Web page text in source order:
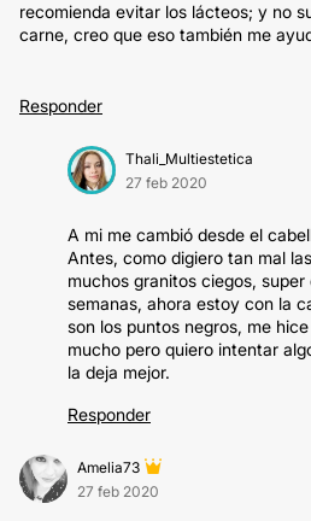
recomienda evitar los lácteos; y no
carne, creo que eso también me
Responder
Thali_Multiestetica
27 feb 2020
A mi me cambió desde el
Antes, como digiero tan mal
muchos granitos ciegos,
semanas, ahora estoy con la
son los puntos negros, me
mucho pero quiero intentar
la deja mejor.
Responder
Amelia73
27 feb 2020